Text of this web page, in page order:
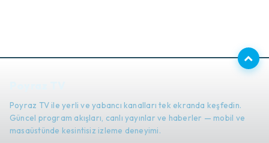
Poyraz TV ile yerli ve yabancı kanalları tek ekranda keşfedin.
Güncel program akışları, canlı yayınlar ve haberler — mobil ve
masaüstünde kesintisiz izleme deneyimi.